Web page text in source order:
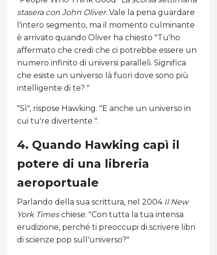
stasera con John Oliver. Vale la pena guardare
l'intero segmento, ma il momento culminante
è arrivato quando Oliver ha chiesto "Tu'ho
affermato che credi che ci potrebbe essere un
numero infinito di universi paralleli. Significa
che esiste un universo là fuori dove sono più
intelligente di te? "
"Sì", rispose Hawking. "E anche un universo in
cui tu're divertente ".
4. Quando Hawking capì il
potere di una libreria
aeroportuale
Parlando della sua scrittura, nel 2004 Il New
York Timeschiese: "Con tutta la tua intensa
erudizione, perché ti preoccupi di scrivere libri
di scienze pop sull'universo?"